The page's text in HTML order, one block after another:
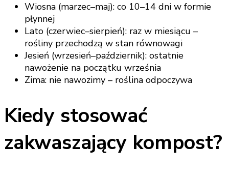
Wiosna (marzec–maj): co 10–14 dni w formie
płynnej
Lato (czerwiec–sierpień): raz w miesiącu –
rośliny przechodzą w stan równowagi
Jesień (wrzesień–październik): ostatnie
nawożenie na początku września
Zima: nie nawozimy – roślina odpoczywa
Kiedy stosować
zakwaszający kompost?